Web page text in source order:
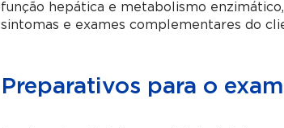
função hepática e metabolismo
sintomas e exames complementares do
Preparativos para o